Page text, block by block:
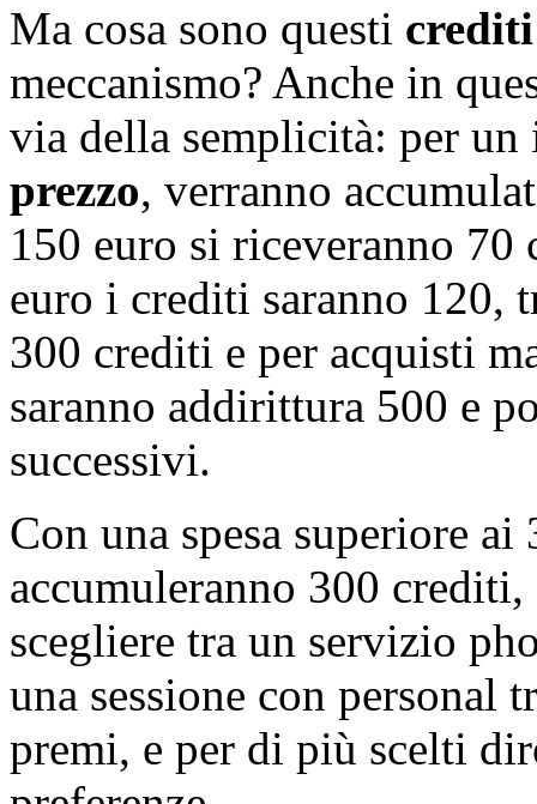
Ma cosa sono questi
meccanismo? Anche in
via della semplicità: per
prezzo, verranno
150 euro si riceveranno
euro i crediti saranno 120,
300 crediti e per acquisti
saranno addirittura 500 e
successivi.
Con una spesa superiore
accumuleranno 300
scegliere tra un servizio
una sessione con
premi, e per di più scelti